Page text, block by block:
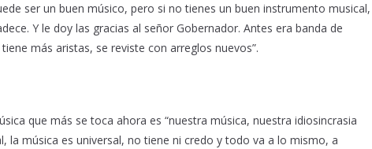
ser un buen músico, pero si no tienes un buen instrumento musical,
Y le doy las gracias al señor Gobernador. Antes era banda de
más aristas, se reviste con arreglos nuevos”.
que más se toca ahora es “nuestra música, nuestra idiosincrasia
la música es universal, no tiene ni credo y todo va a lo mismo, a